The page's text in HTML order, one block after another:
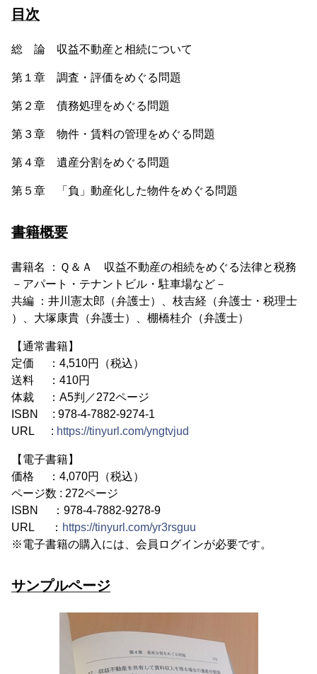
目次
総 論 収益不動産と相続について
第１章 調査・評価をめぐる問題
第２章 債務処理をめぐる問題
第３章 物件・賃料の管理をめぐる問題
第４章 遺産分割をめぐる問題
第５章 「負」動産化した物件をめぐる問題
書籍概要
書籍名 ：Ｑ＆Ａ 収益不動産の相続をめぐる法律と税務
－アパート・テナントビル・駐車場など－
共編 ：井川憲太郎（弁護士）、枝吉経（弁護士・税理士
）、大塚康貴（弁護士）、棚橋桂介（弁護士）
【通常書籍】
定価 ：4,510円（税込）
送料 ：410円
体裁 ：A5判／272ページ
ISBN : 978-4-7882-9274-1
URL : https://tinyurl.com/yngtvjud
【電子書籍】
価格 ：4,070円（税込）
ページ数 : 272ページ
ISBN ：978-4-7882-9278-9
URL ： https://tinyurl.com/yr3rsguu
※電子書籍の購入には、会員ログインが必要です。
サンプルページ